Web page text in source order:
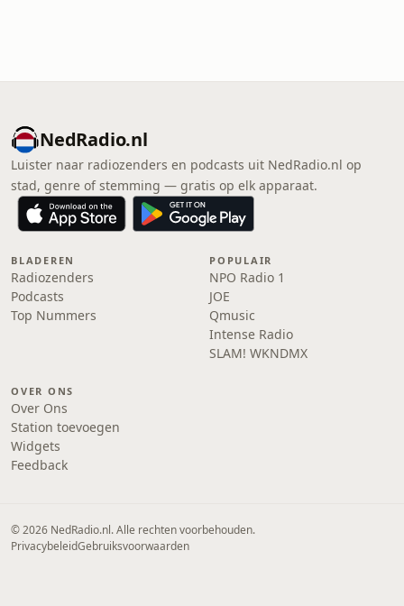
NedRadio.nl
Luister naar radiozenders en podcasts uit NedRadio.nl op
stad, genre of stemming — gratis op elk apparaat.
BLADEREN
Radiozenders
Podcasts
Top Nummers
POPULAIR
NPO Radio 1
JOE
Qmusic
Intense Radio
SLAM! WKNDMX
OVER ONS
Over Ons
Station toevoegen
Widgets
Feedback
© 2026 NedRadio.nl. Alle rechten voorbehouden.
PrivacybeleidGebruiksvoorwaarden